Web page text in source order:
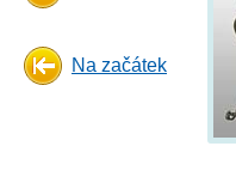
Na začátek